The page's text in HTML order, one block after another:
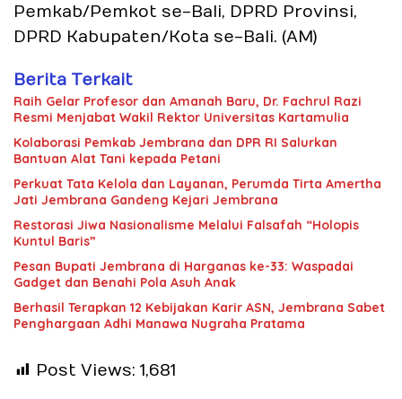
Pemkab/Pemkot se-Bali, DPRD Provinsi,
DPRD Kabupaten/Kota se-Bali. (AM)
Berita Terkait
Raih Gelar Profesor dan Amanah Baru, Dr. Fachrul Razi
Resmi Menjabat Wakil Rektor Universitas Kartamulia
Kolaborasi Pemkab Jembrana dan DPR RI Salurkan
Bantuan Alat Tani kepada Petani
Perkuat Tata Kelola dan Layanan, Perumda Tirta Amertha
Jati Jembrana Gandeng Kejari Jembrana
Restorasi Jiwa Nasionalisme Melalui Falsafah “Holopis
Kuntul Baris”
Pesan Bupati Jembrana di Harganas ke-33: Waspadai
Gadget dan Benahi Pola Asuh Anak
Berhasil Terapkan 12 Kebijakan Karir ASN, Jembrana Sabet
Penghargaan Adhi Manawa Nugraha Pratama
Post Views: 1,681